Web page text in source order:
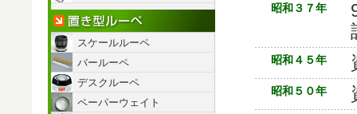
置き型ルーペ
スケールルーペ
バールーペ
デスクルーペ
ペーパーウェイト
昭和３７年
昭和４５年
昭和５０年